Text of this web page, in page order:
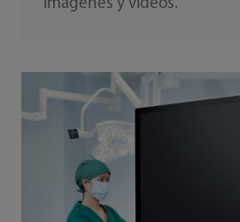
imágenes y videos.